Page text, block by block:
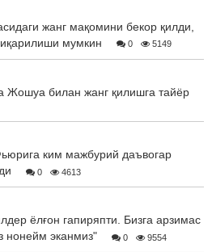
жанг мақомини бекор қилди,
мумкин
0 5149
Жошуа билан жанг қилишга тайёр
ким мажбурий даъвогар
0 4613
ёлғон гапиряпти. Бизга арзимас
нонейм эканмиз"
0 9554